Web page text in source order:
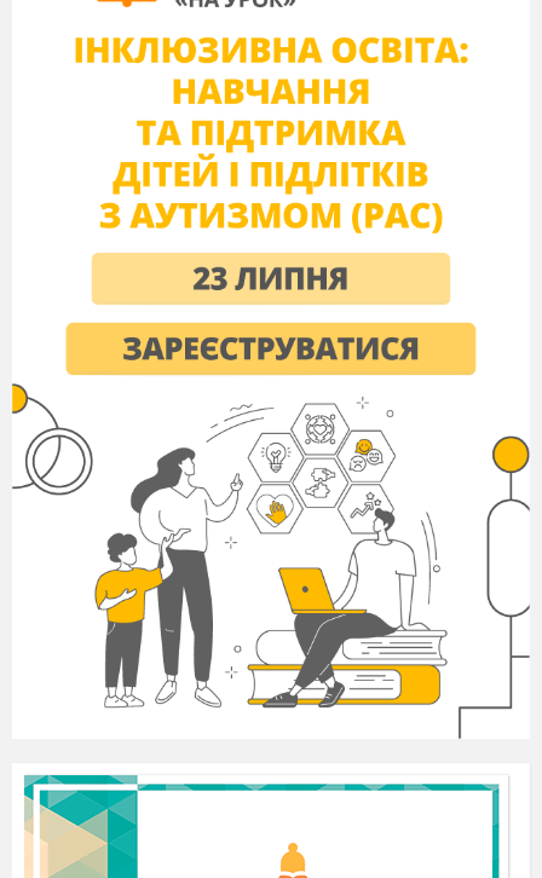
2018
Методична розробка відкритого
поза
урочного заходу «Вручення дипломів
студентам-випускникам». Підготувала:
Чемерис І.М.викладач кваліфікаційної категорії
«спеціаліст вищої категорії» Маріупольського
механіко-металургійного коледжу ДВНЗ
«ПДТУ» - 2018 року
Викладено методику удосконалення
використання не стандартних форм і методів
роботи з виховної роботи